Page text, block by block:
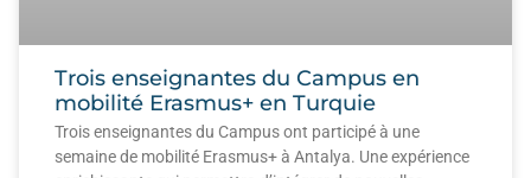
Trois enseignantes du Campus en
mobilité Erasmus+ en Turquie
Trois enseignantes du Campus ont participé à une
semaine de mobilité Erasmus+ à Antalya. Une expérience